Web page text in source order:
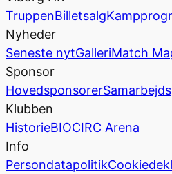
TruppenBilletsalg
Nyheder
Seneste nytGalleriMatch
Sponsor
Hovedsponsorer
Klubben
HistorieBIOCIRC Arena
Info
Persondatapolitik